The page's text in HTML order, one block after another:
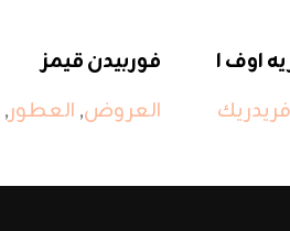
اوف ا
فريدريك
فوربيدن قيمز
العروض, العطور,